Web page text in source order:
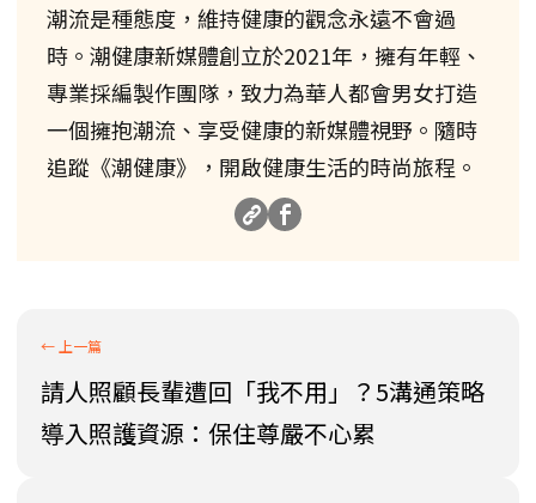
潮流是種態度，維持健康的觀念永遠不會過
時。潮健康新媒體創立於2021年，擁有年輕、
專業採編製作團隊，致力為華人都會男女打造
一個擁抱潮流、享受健康的新媒體視野。隨時
追蹤《潮健康》，開啟健康生活的時尚旅程。
請人照顧長輩遭回「我不用」？5溝通策略
導入照護資源：保住尊嚴不心累